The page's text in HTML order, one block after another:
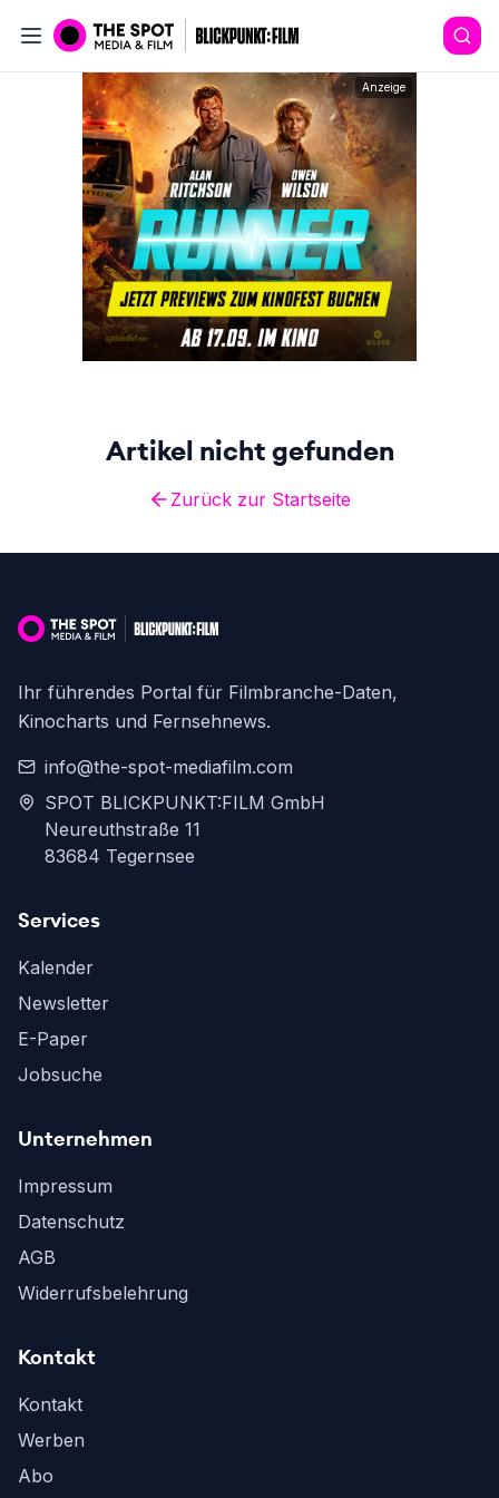
Anzeige
Artikel nicht gefunden
Zurück zur Startseite
Ihr führendes Portal für Filmbranche-Daten,
Kinocharts und Fernsehnews.
info@the-spot-mediafilm.com
SPOT BLICKPUNKT:FILM GmbH
Neureuthstraße 11
83684 Tegernsee
Services
Kalender
Newsletter
E-Paper
Jobsuche
Unternehmen
Impressum
Datenschutz
AGB
Widerrufsbelehrung
Kontakt
Kontakt
Werben
Abo